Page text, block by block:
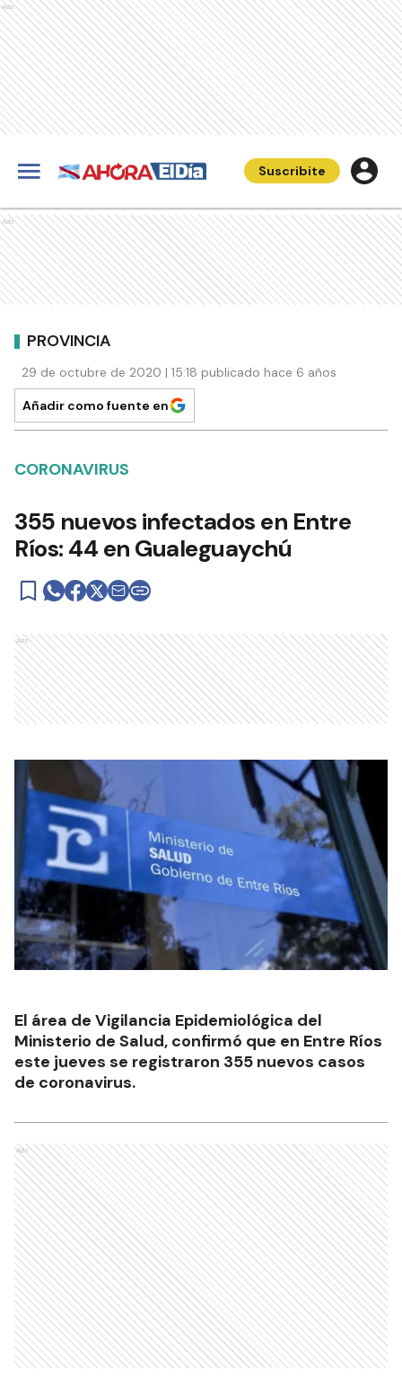
Ads
Suscribite
Ads
PROVINCIA
29 de octubre de 2020 | 15:18 publicado hace 6 años
Añadir como fuente en
CORONAVIRUS
355 nuevos infectados en Entre
Ríos: 44 en Gualeguaychú
Ads
El área de Vigilancia Epidemiológica del
Ministerio de Salud, confirmó que en Entre Ríos
este jueves se registraron 355 nuevos casos
de coronavirus.
Ads